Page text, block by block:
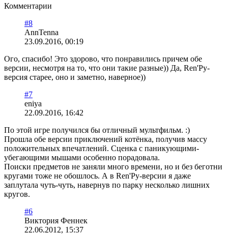
Комментарии
#8
AnnTenna
23.09.2016, 00:19
Ого, спасибо! Это здорово, что понравились причем обе
версии, несмотря на то, что они такие разные)) Да, Ren'Py-
версия старее, оно и заметно, наверное))
#7
eniya
22.09.2016, 16:42
По этой игре получился бы отличный мультфильм. :)
Прошла обе версии приключений котёнка, получив массу
положительных впечатлений. Сценка с паникующими-
убегающими мышами особенно порадовала.
Поиски предметов не заняли много времени, но и без беготни
кругами тоже не обошлось. А в Ren'Py-версии я даже
заплутала чуть-чуть, навернув по парку несколько лишних
кругов.
#6
Виктория Феннек
22.06.2012, 15:37